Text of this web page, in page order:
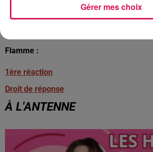
Flamme :
1ère réaction
Droit de réponse
À L'ANTENNE
Gérer mes choix